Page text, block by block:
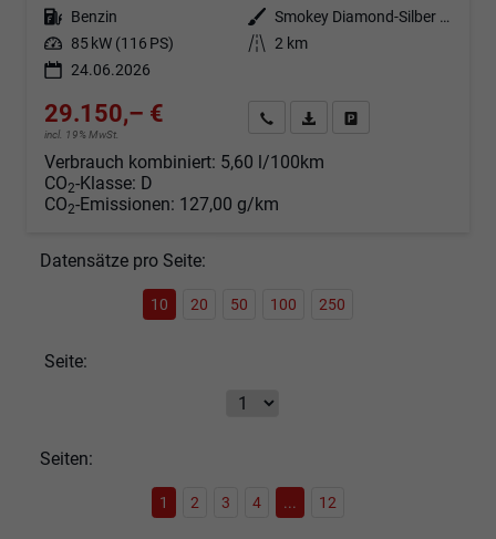
Kraftstoff Benzin Außenfarbe
Smokey Diamond-Silber Metallic
Leistung 85 kW (116 PS) Kilometerstand 2 km
24.06.2026
29.150,– €
incl. 19% MwSt.
Angebot anfordern
Fahrzeugexpose (PDF)
Verbrauch kombiniert: 5,60 l/100km
CO2-Klasse: D
CO2-Emissionen: 127,00 g/km
Datensätze pro Seite:
10 20 50 100 250
Seite:
Seiten:
1 2 3 4 ... 12